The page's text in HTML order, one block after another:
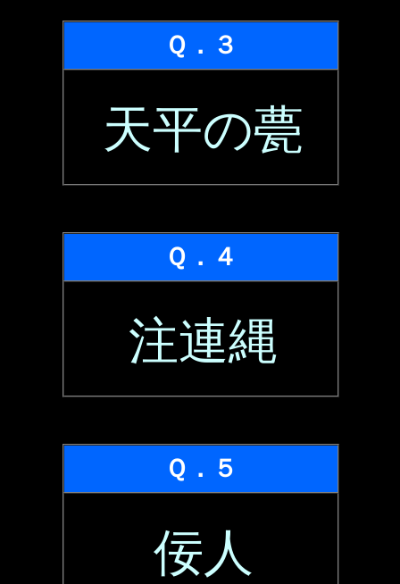
Ｑ．３
天平の甍
Ｑ．４
注連縄
Ｑ．５
佞人